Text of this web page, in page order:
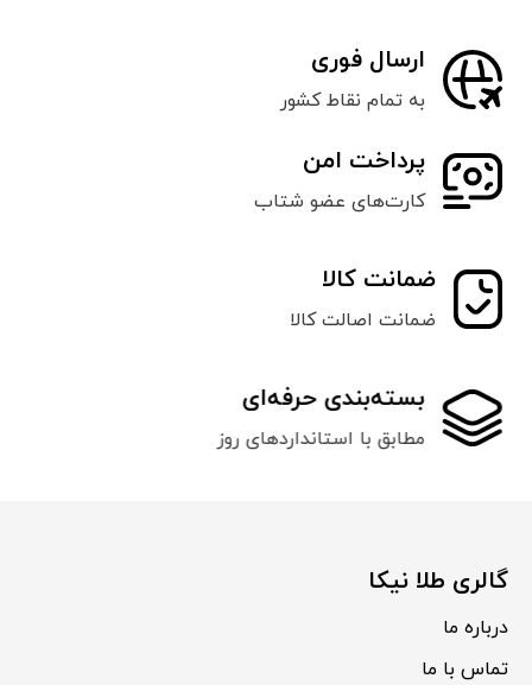
ارسال فوری
به تمام نقاط کشور
پرداخت امن
کارت‌های عضو شتاب
ضمانت کالا
ضمانت اصالت کالا
بسته‌بندی حرفه‌ای
مطابق با استانداردهای روز
گالری طلا نیکا
درباره ما
تماس با ما